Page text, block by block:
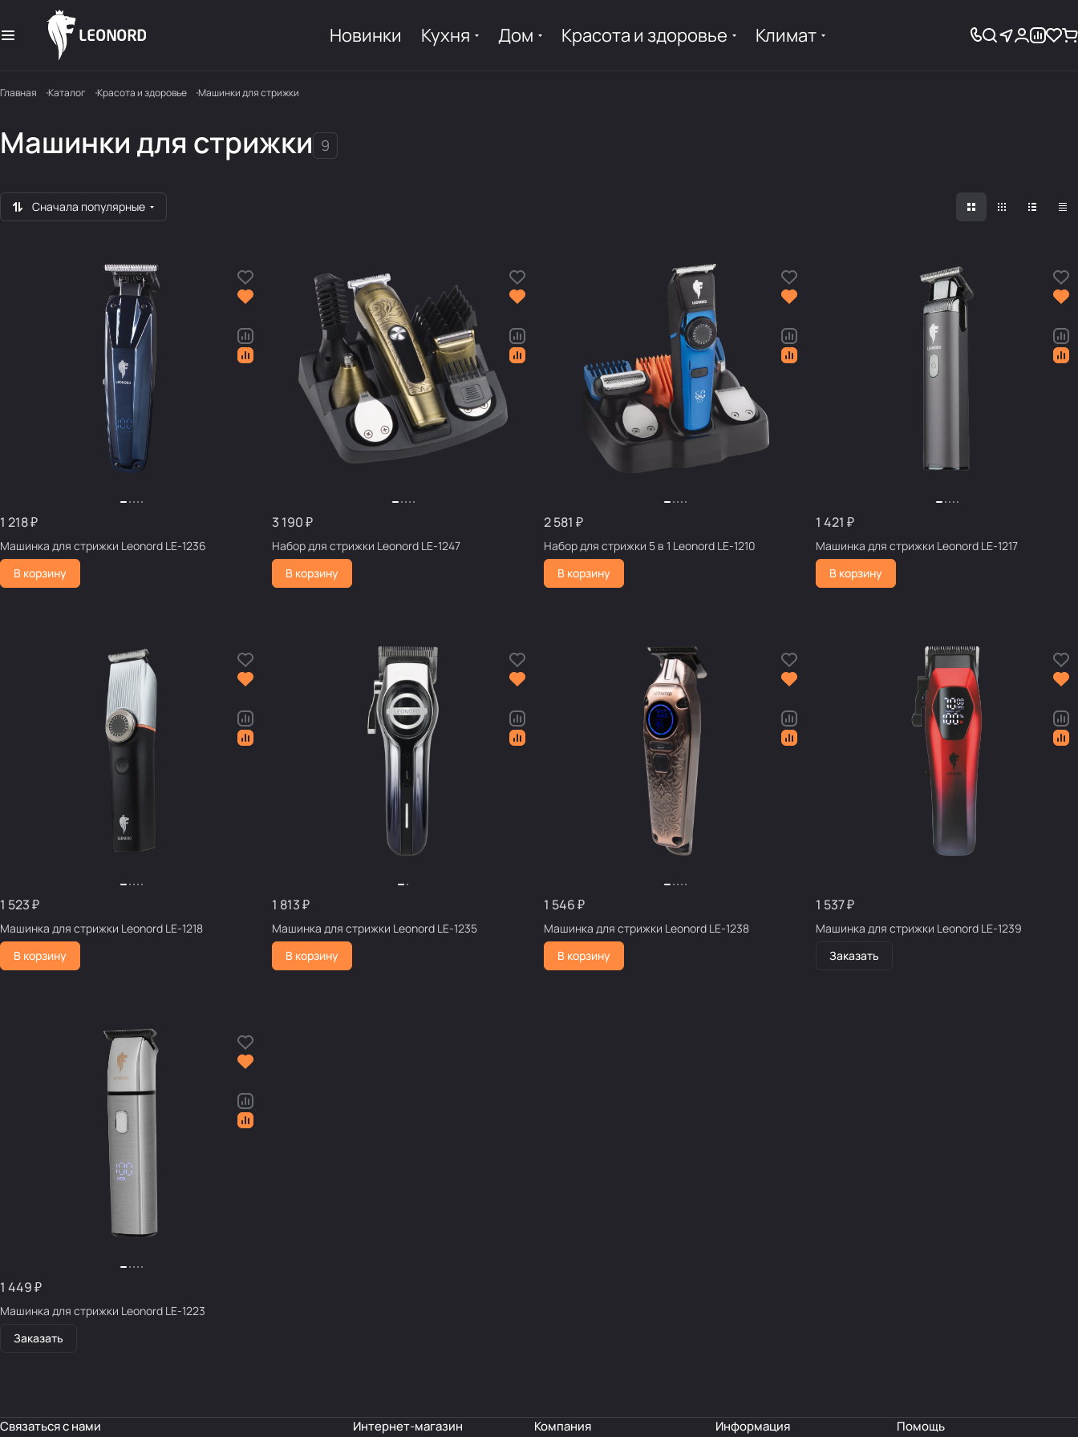
Новинки Кухня Дом Красота и здоровье Климат
Главная Каталог Красота и здоровье Машинки для стрижки
Машинки для стрижки 9
Сначала популярные
1 218 ₽
Машинка для стрижки Leonord LE-1236
В корзину
3 190 ₽
Набор для стрижки Leonord LE-1247
В корзину
2 581 ₽
Набор для стрижки 5 в 1 Leonord LE-1210
В корзину
1 421 ₽
Машинка для стрижки Leonord LE-1217
В корзину
1 523 ₽
Машинка для стрижки Leonord LE-1218
В корзину
1 813 ₽
Машинка для стрижки Leonord LE-1235
В корзину
1 546 ₽
Машинка для стрижки Leonord LE-1238
В корзину
1 537 ₽
Машинка для стрижки Leonord LE-1239
Заказать
1 449 ₽
Машинка для стрижки Leonord LE-1223
Заказать
Связаться с нами Интернет-магазин Компания Информация Помощь